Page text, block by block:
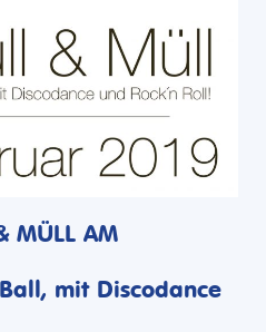
MÜLL AM
mit Discodance